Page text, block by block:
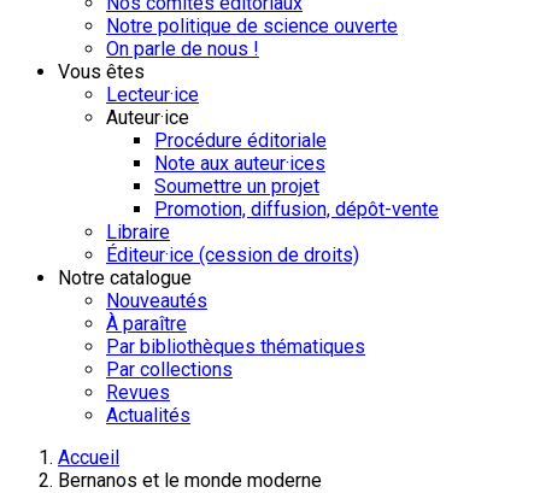
Notre politique de science ouverte
On parle de nous !
Vous êtes
Lecteur·ice
Auteur·ice
Procédure éditoriale
Note aux auteur·ices
Soumettre un projet
Promotion, diffusion, dépôt-vente
Libraire
Éditeur·ice (cession de droits)
Notre catalogue
Nouveautés
À paraître
Par bibliothèques thématiques
Par collections
Revues
Actualités
Accueil
Bernanos et le monde moderne